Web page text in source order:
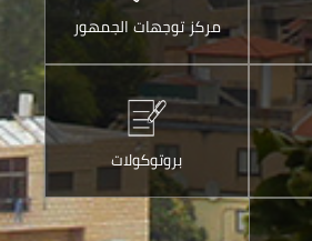
مركز توجهات الجمهور
بروتوكولات